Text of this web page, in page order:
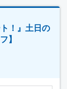
！』土日の
】